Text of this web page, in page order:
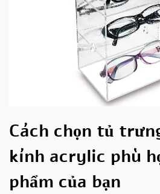
Cách chọn tủ
kính acrylic phù
phẩm của bạn